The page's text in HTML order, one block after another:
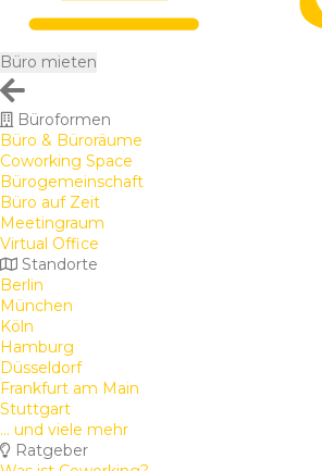
Büro mieten
Büroformen
Büro & Büroräume
Coworking Space
Bürogemeinschaft
Büro auf Zeit
Meetingraum
Virtual Office
Standorte
Berlin
München
Köln
Hamburg
Düsseldorf
Frankfurt am Main
Stuttgart
... und viele mehr
Ratgeber